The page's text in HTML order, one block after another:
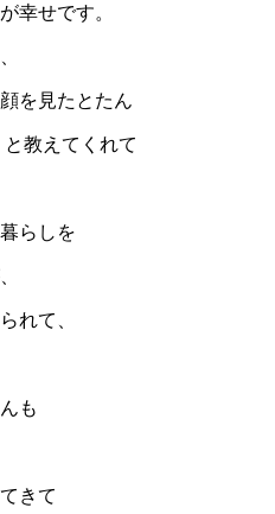
幸せです。
を見たとたん
教えてくれて
らしを
れて、
も
きて